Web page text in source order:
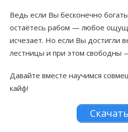
Ведь если Вы бесконечно
остаётесь рабом — любое
исчезает. Но если Вы достигли
лестницы и при этом свободны
Давайте вместе научимся
кайф!
Скачать